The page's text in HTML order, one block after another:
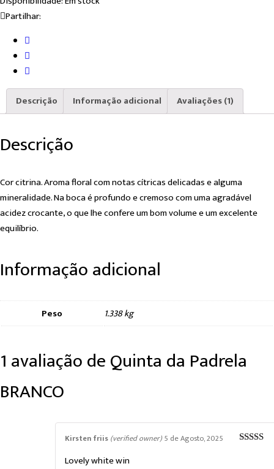
Partilhar:
Descrição Informação adicional Avaliações (1)
Descrição
Cor citrina. Aroma floral com notas cítricas delicadas e alguma
mineralidade. Na boca é profundo e cremoso com uma agradável
acidez crocante, o que lhe confere um bom volume e um excelente
equilíbrio.
Informação adicional
Peso 1.338 kg
1 avaliação deQuinta da Padrela
BRANCO
Kirsten friis(verified owner)5 de Agosto, 2025
Lovely white win